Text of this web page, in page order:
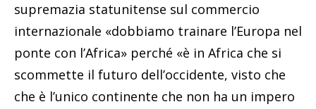
supremazia statunitense sul commercio
internazionale «dobbiamo trainare l’Europa nel
ponte con l’Africa» perché «è in Africa che si
scommette il futuro dell’occidente, visto che
che è l’unico continente che non ha un impero